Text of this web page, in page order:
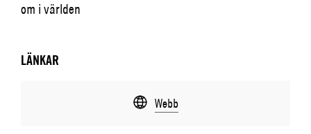
om i världen
LÄNKAR
Webb